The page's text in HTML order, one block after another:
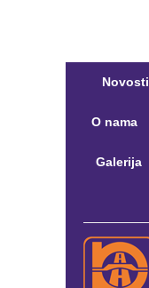
Novosti
O nama
Galerija